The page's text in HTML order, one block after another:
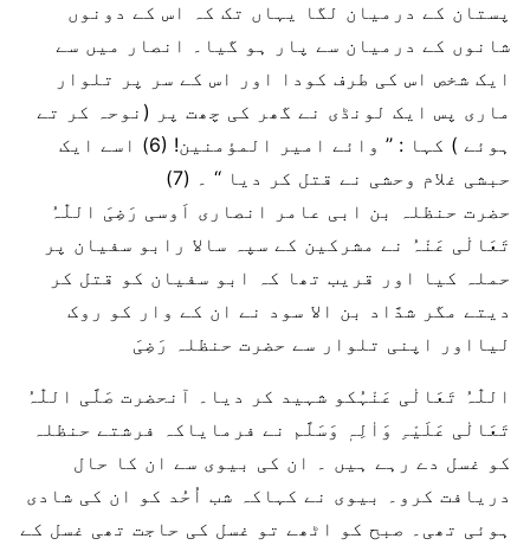
پستان کے درمیان لگا یہاں تک کہ اس کے دونوں
شانوں کے درمیان سے پار ہو گیا۔ انصار میں سے
ایک شخص اس کی طرف کودا اور اس کے سر پر تلوار
ماری پس ایک لونڈی نے گھر کی چھت پر (نوحہ کر تے
ہوئے ) کہا : ’’ وائے امیر المؤمنین! (6) اسے ایک
حبشی غلام وحشی نے قتل کر دیا ‘‘ ۔ (7)
حضرت حنظلہ بن ابی عامر انصاری اَوسی رَضِیَ اللّٰہُ
تَعَالٰی عَنْہُ نے مشرکین کے سپہ سالا رابو سفیان پر
حملہ کیا اور قریب تھا کہ ابو سفیان کو قتل کر
دیتے مگر شدَّاد بن الا سود نے ان کے وار کو روک
لیااور اپنی تلوار سے حضرت حنظلہ رَضِیَ
اللّٰہُ تَعَالٰی عَنْہُکو شہید کر دیا۔ آنحضرت صَلَّی اللّٰہُ
تَعَالٰی عَلَیْہِ وَاٰلِہٖ وَسَلَّم نے فرمایاکہ فرشتے حنظلہ
کو غسل دے رہے ہیں ۔ ان کی بیوی سے ان کا حال
دریافت کرو۔ بیوی نے کہاکہ شب اُحُد کو ان کی شادی
ہوئی تھی۔ صبح کو اٹھے تو غسل کی حاجت تھی غسل کے